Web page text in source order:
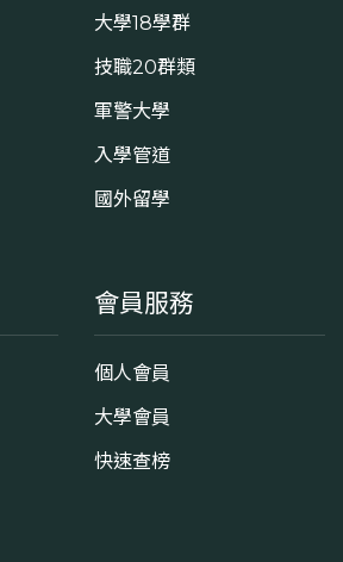
大學18學群
技職20群類
軍警大學
入學管道
國外留學
會員服務
個人會員
大學會員
快速查榜